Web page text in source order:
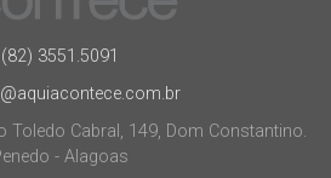
(82) 3551.5091
Toledo Cabral, 149, Dom Constantino.
- Alagoas